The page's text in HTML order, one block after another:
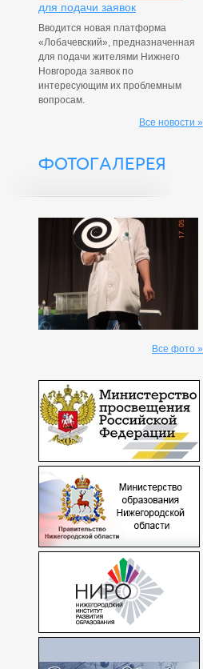
для подачи заявок
Вводится новая платформа
«Лобачевский», предназначенная
для подачи жителями Нижнего
Новгорода заявок по
интересующим их проблемным
вопросам.
Все новости »
ФОТОГАЛЕРЕЯ
Все фото »